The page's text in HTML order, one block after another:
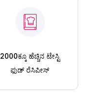
2000ಕ್ಕೂ ಹೆಚ್ಚಿನ ಟೇಸ್ಟಿ
ಫುಡ್ ರೆಸಿಪೀಸ್